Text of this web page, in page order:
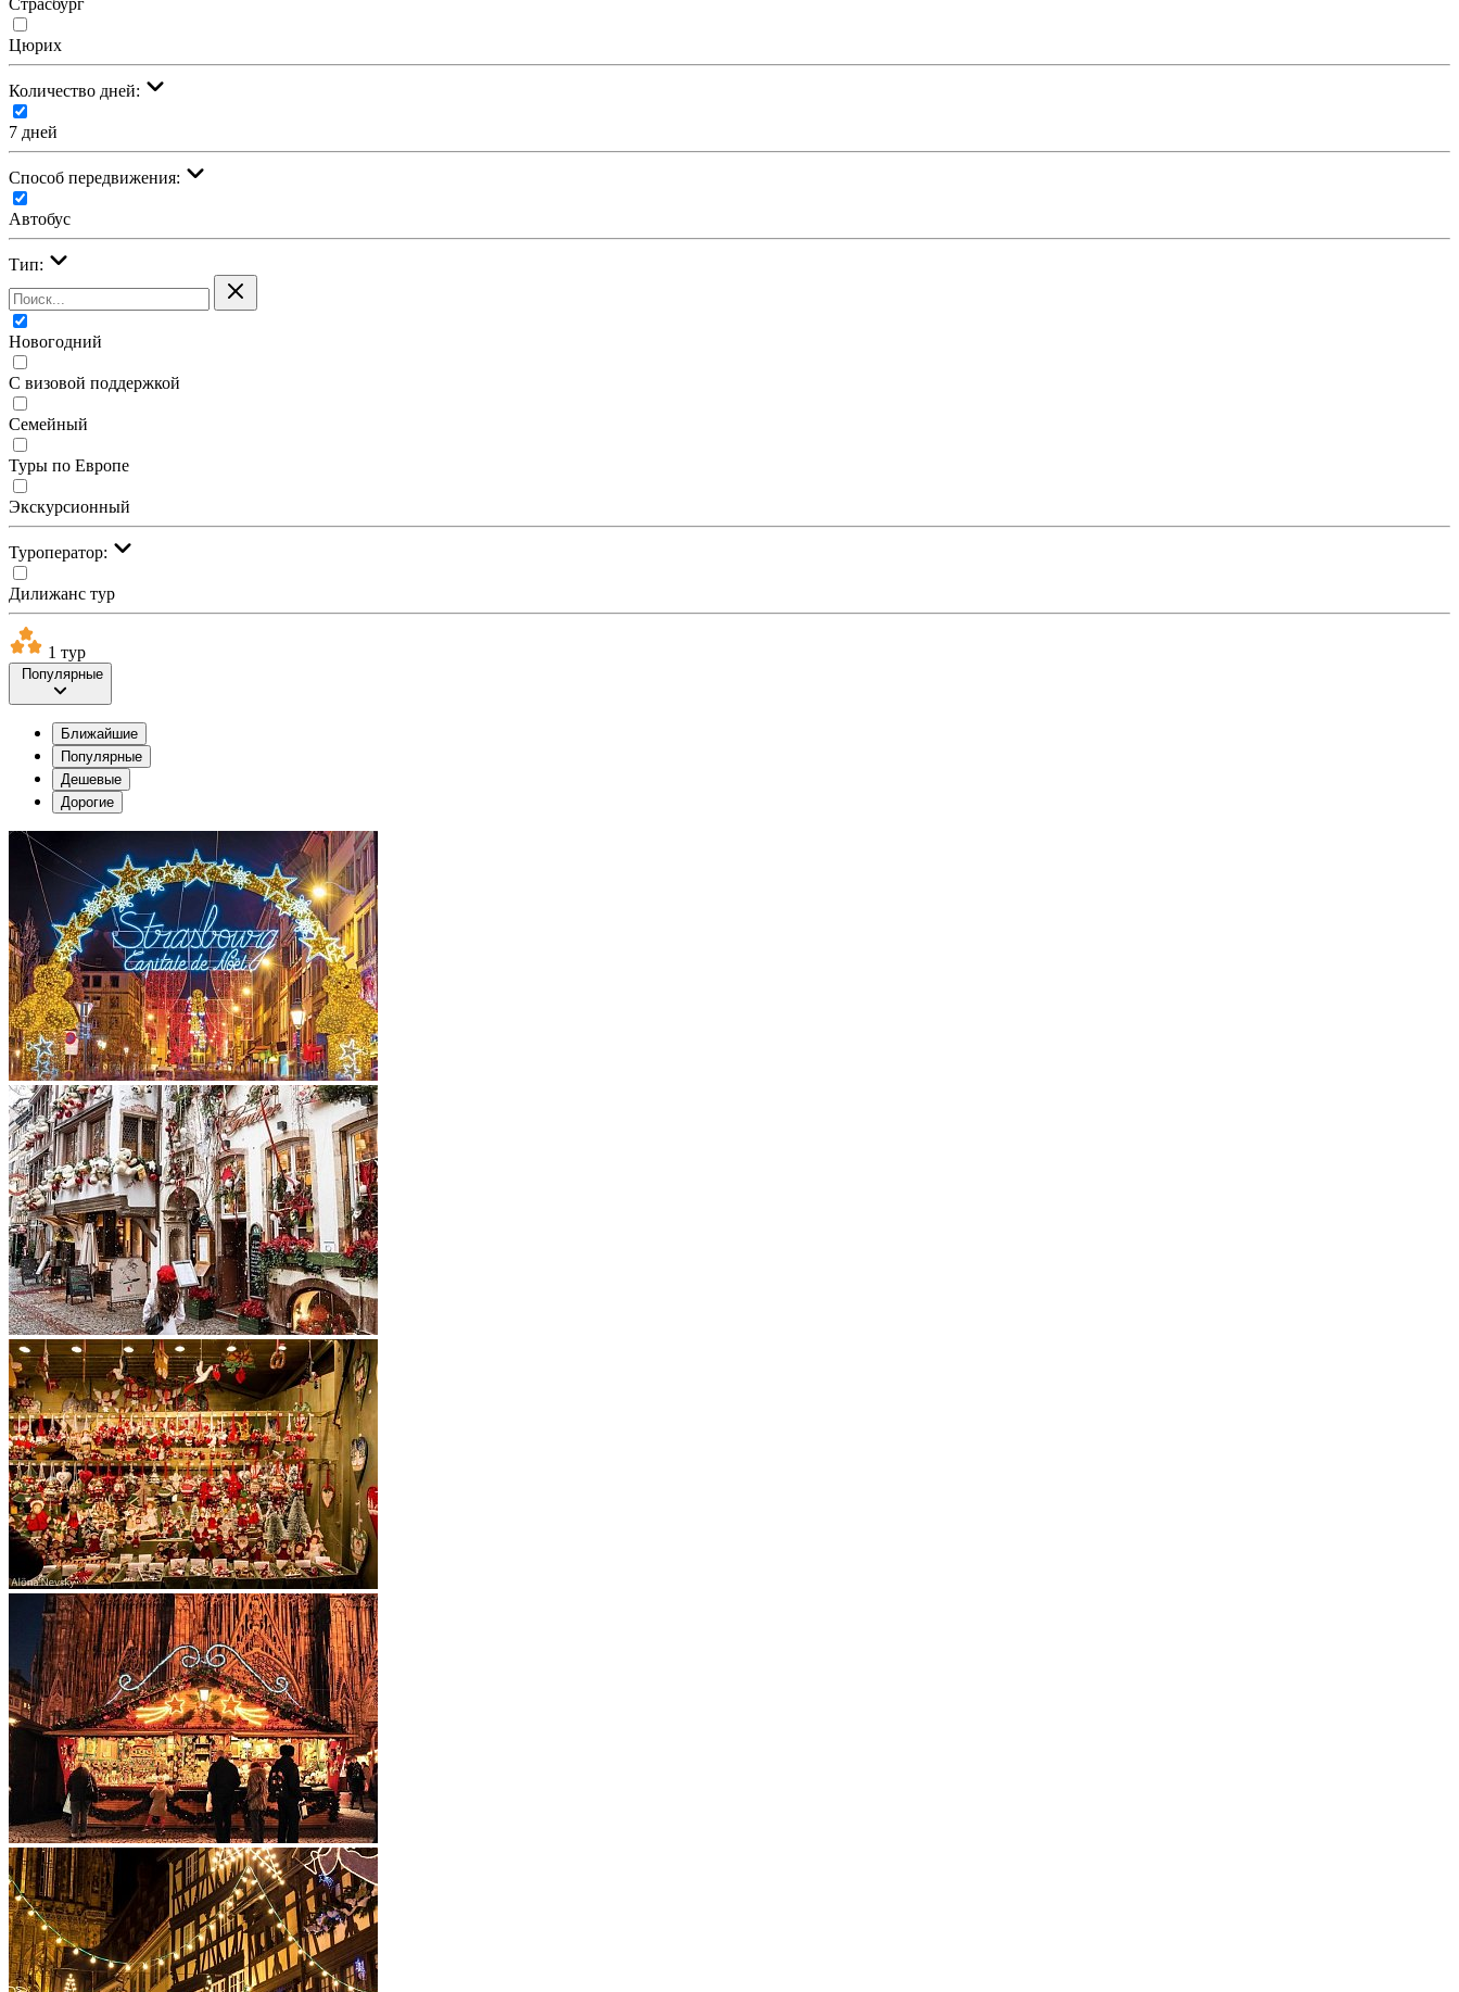
Цюрих
Количество дней:
7 дней
Cпособ передвижения:
Автобус
Тип:
Новогодний
С визовой поддержкой
Семейный
Туры по Европе
Экскурсионный
Туроператор:
Дилижанс тур
1 тур
Популярные
Ближайшие
Популярные
Дешевые
Дорогие